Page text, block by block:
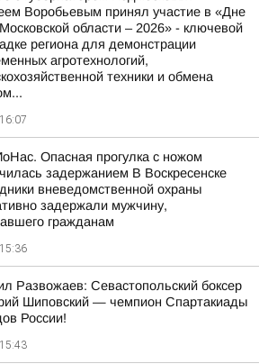
Воробьевым принял участие в «Дне
области – 2026» - ключевой
региона для демонстрации
агротехнологий,
техники и обмена
16:07
Опасная прогулка с ножом
задержанием В Воскресенске
вневедомственной охраны
задержали мужчину,
гражданам
15:36
Развожаев: Севастопольский боксер
Шиповский — чемпион Спартакиады
России!
15:43